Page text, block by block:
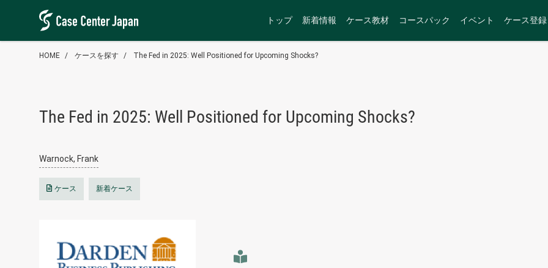
トップ 新着情報 ケース教材 コースパック イベント ケース登録
HOME ケースを探す The Fed in 2025: Well Positioned for Upcoming Shocks?
The Fed in 2025: Well Positioned for Upcoming Shocks?
Warnock, Frank
ケース 新着ケース